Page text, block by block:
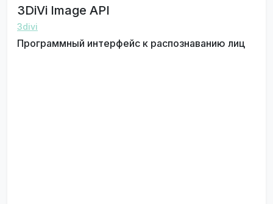
3DiVi Image API
3divi
Программный интерфейс к распознаванию лиц